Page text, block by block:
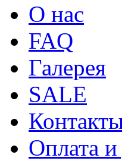
О нас
FAQ
Галерея
SALE
Оплата и